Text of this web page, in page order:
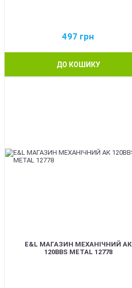
497 грн
ДО КОШИКУ
E&L МАГАЗИН МЕХАНІЧНИЙ АК
120BBS METAL 12778